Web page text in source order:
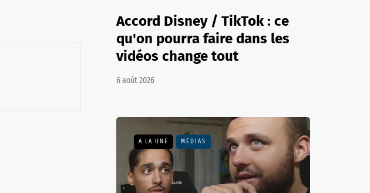
Accord Disney / TikTok : ce
qu'on pourra faire dans les
vidéos change tout
6 août 2026
A LA UNE MÉDIAS